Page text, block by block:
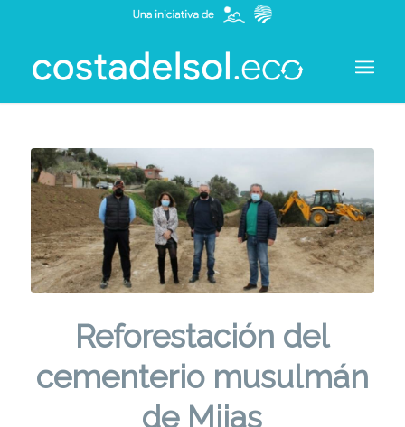
Reforestación del
cementerio musulmán
de Mijas